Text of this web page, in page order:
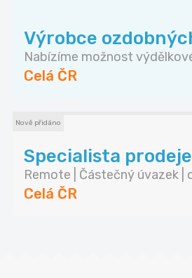
Výrobce
Nabízíme možnost
Celá ČR
Nově přidáno
Specialista
Remote | Částečný úvazek |
Celá ČR